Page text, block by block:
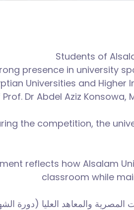
Students of
presence in university
Universities and
Dr Abdel Aziz
the competition, the
reflects how Alsalam
classroom while